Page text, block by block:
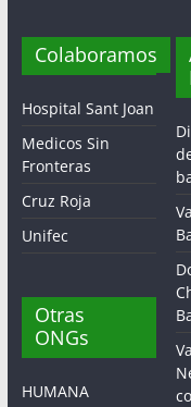
Colaboramos
Hospital Sant Joan
Medicos Sin
Fronteras
Cruz Roja
Unifec
Otras
ONGs
HUMANA